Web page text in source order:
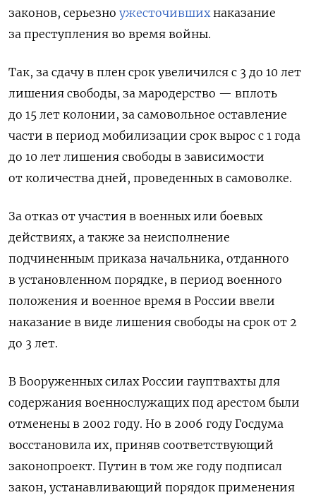
законов, серьезно ужесточившихнаказание
за преступления во время войны.
Так, за сдачу в плен срок увеличился с 3 до 10 лет
лишения свободы, за мародерство — вплоть
до 15 лет колонии, за самовольное оставление
части в период мобилизации срок вырос с 1 года
до 10 лет лишения свободы в зависимости
от количества дней, проведенных в самоволке.
За отказ от участия в военных или боевых
действиях, а также за неисполнение
подчиненным приказа начальника, отданного
в установленном порядке, в период военного
положения и военное время в России ввели
наказание в виде лишения свободы на срок от 2
до 3 лет.
В Вооруженных силах России гауптвахты для
содержания военнослужащих под арестом были
отменены в 2002 году. Но в 2006 году Госдума
восстановила их, приняв соответствующий
законопроект. Путин в том же году подписал
закон, устанавливающий порядок применения